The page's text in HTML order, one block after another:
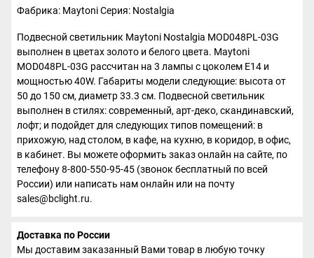
Фабрика: MaytoniСерия: Nostalgia
Подвесной светильник Maytoni Nostalgia MOD048PL-03G
выполнен в цветах золото и белого цвета. Maytoni
MOD048PL-03G рассчитан на 3 лампы с цоколем E14 и
мощностью 40W. Габариты модели следующие: высота от
50 до 150 см, диаметр 33.3 см. Подвесной светильник
выполнен в стилях: современный, арт-деко, скандинавский,
лофт; и подойдет для следующих типов помещений: в
прихожую, над столом, в кафе, на кухню, в коридор, в офис,
в кабинет. Вы можете оформить заказ онлайн на сайте, по
телефону 8-800-550-95-45 (звонок бесплатный по всей
России) или написать нам онлайн или на почту
sales@bclight.ru.
Доставка по России
Мы доставим заказанный Вами товар в любую точку